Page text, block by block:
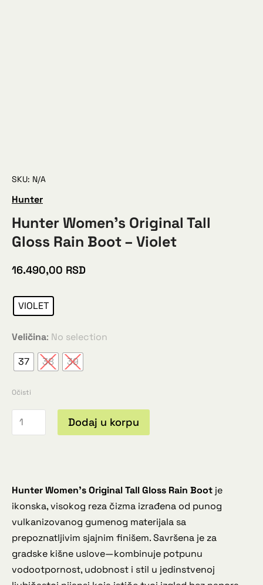
SKU: N/A
Hunter
Hunter Women’s Original Tall
Gloss Rain Boot – Violet
16.490,00 RSD
VIOLET
Veličina: No selection
37 38 39
Očisti
Dodaj u korpu
Hunter Women’s Original Tall Gloss Rain Boot je
ikonska, visokog reza čizma izrađena od punog
vulkanizovanog gumenog materijala sa
prepoznatljivim sjajnim finišem. Savršena je za
gradske kišne uslove—kombinuje potpunu
vodootpornost, udobnost i stil u jedinstvenoj